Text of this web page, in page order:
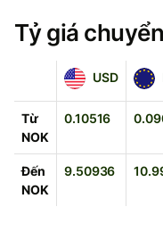
Tỷ giá
USD
USD EUR
Từ
NOK
0.10516
Đến
NOK
9.50936